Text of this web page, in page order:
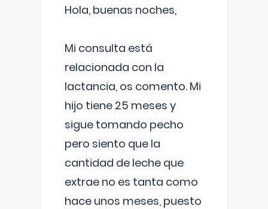
Hola, buenas noches,
Mi consulta está
relacionada con la
lactancia, os comento. Mi
hijo tiene 25 meses y
sigue tomando pecho
pero siento que la
cantidad de leche que
extrae no es tanta como
hace unos meses, puesto